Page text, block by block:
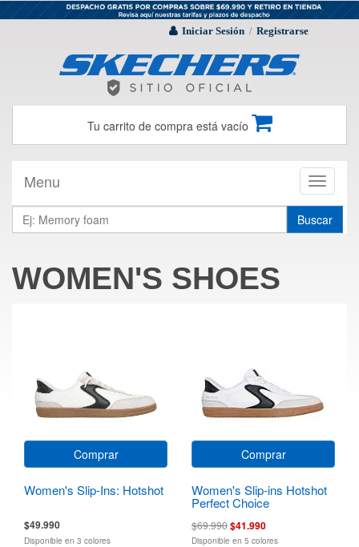
Iniciar Sesión / Registrarse
Tu carrito de compra está vacío
Toggle
Menu
Buscar
WOMEN'S SHOES
Comprar
Women's Slip-Ins: Hotshot
$49.990
Disponible en 3 colores
Comprar
Women's Slip-ins Hotshot
Perfect Choice
$69.990$41.990
Disponible en 5 colores